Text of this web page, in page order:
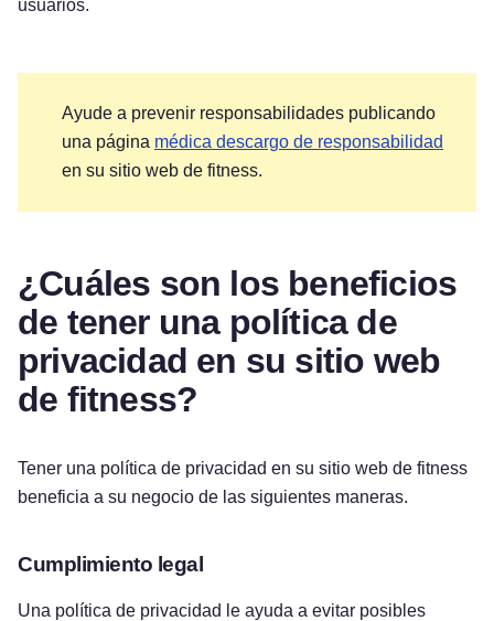
usuarios.
Ayude a prevenir responsabilidades publicando
una página médica descargo de responsabilidad
en su sitio web de fitness.
¿Cuáles son los beneficios
de tener una política de
privacidad en su sitio web
de fitness?
Tener una política de privacidad en su sitio web de fitness
beneficia a su negocio de las siguientes maneras.
Cumplimiento legal
Una política de privacidad le ayuda a evitar posibles